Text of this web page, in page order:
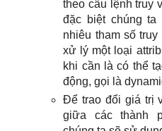
theo câu lệnh truy
đặc biệt chúng
nhiêu tham số
xử lý một loại
khi cần là có thể
động, gọi là
Để trao đổi giá trị
giữa các thành